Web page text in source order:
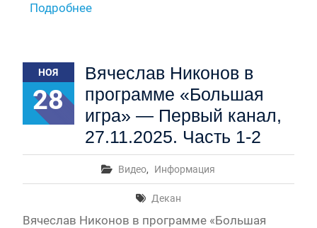
Подробнее
НОЯ
28
Вячеслав Никонов в
программе «Большая
игра» — Первый канал,
27.11.2025. Часть 1-2
Видео, Информация
Декан
Вячеслав Никонов в программе «Большая